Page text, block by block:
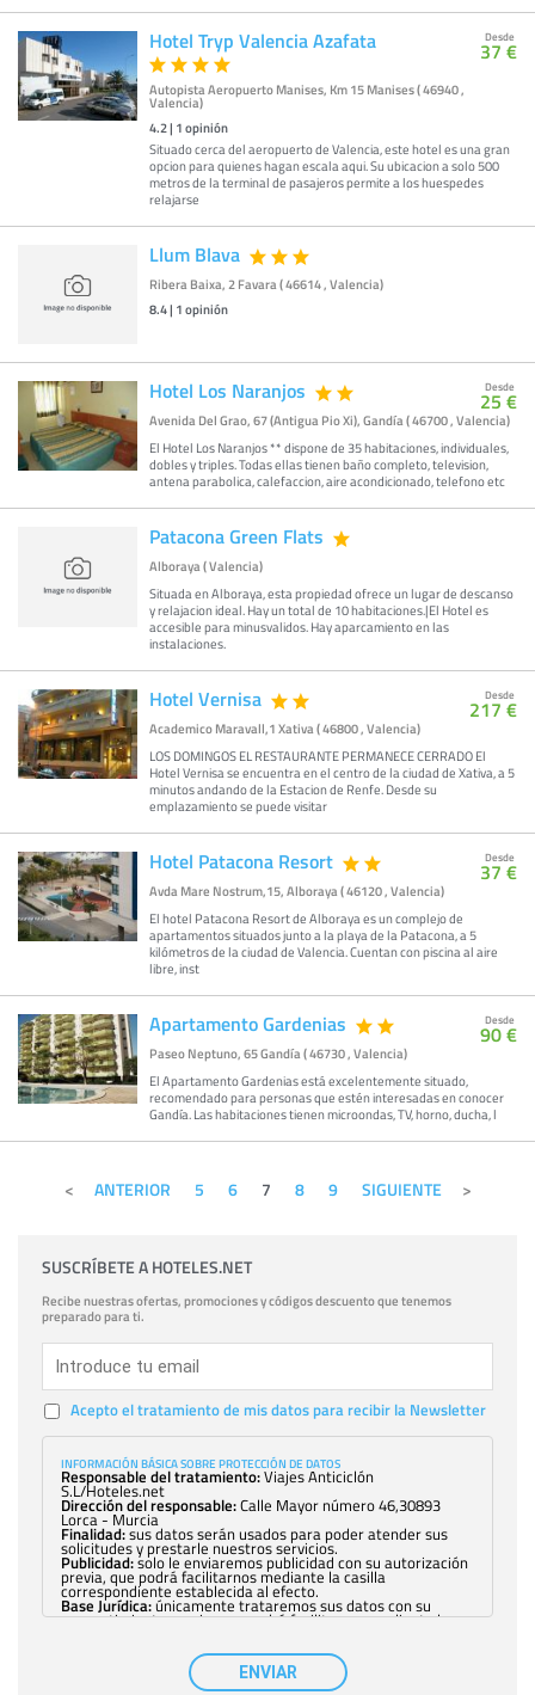
Hotel Tryp Valencia Azafata
Autopista Aeropuerto Manises, Km 15 Manises ( 46940 ,
Valencia)
4.2| 1opinión
Situado cerca del aeropuerto de Valencia, este hotel es una gran
opcion para quienes hagan escala aqui. Su ubicacion a solo 500
metros de la terminal de pasajeros permite a los huespedes
relajarse
Desde
37 €
Llum Blava
Ribera Baixa, 2 Favara ( 46614 , Valencia)
8.4| 1opinión
Hotel Los Naranjos
Avenida Del Grao, 67 (Antigua Pio Xi), Gandía ( 46700 , Valencia)
El Hotel Los Naranjos ** dispone de 35 habitaciones, individuales,
dobles y triples. Todas ellas tienen baño completo, television,
antena parabolica, calefaccion, aire acondicionado, telefono etc
Desde
25 €
Patacona Green Flats
Alboraya ( Valencia)
Situada en Alboraya, esta propiedad ofrece un lugar de descanso
y relajacion ideal. Hay un total de 10 habitaciones.|El Hotel es
accesible para minusvalidos. Hay aparcamiento en las
instalaciones.
Hotel Vernisa
Academico Maravall,1 Xativa ( 46800 , Valencia)
LOS DOMINGOS EL RESTAURANTE PERMANECE CERRADO El
Hotel Vernisa se encuentra en el centro de la ciudad de Xativa, a 5
minutos andando de la Estacion de Renfe. Desde su
emplazamiento se puede visitar
Desde
217 €
Hotel Patacona Resort
Avda Mare Nostrum,15, Alboraya ( 46120 , Valencia)
El hotel Patacona Resort de Alboraya es un complejo de
apartamentos situados junto a la playa de la Patacona, a 5
kilómetros de la ciudad de Valencia. Cuentan con piscina al aire
libre, inst
Desde
37 €
Apartamento Gardenias
Paseo Neptuno, 65 Gandía ( 46730 , Valencia)
El Apartamento Gardenias está excelentemente situado,
recomendado para personas que estén interesadas en conocer
Gandía. Las habitaciones tienen microondas, TV, horno, ducha, l
Desde
90 €
ANTERIOR 5 6 7 8 9 SIGUIENTE
SUSCRÍBETE A HOTELES.NET
Recibe nuestras ofertas, promociones y códigos descuento que tenemos
preparado para ti.
Acepto el tratamiento de mis datos para recibir la Newsletter
INFORMACIÓN BÁSICA SOBRE PROTECCIÓN DE DATOS
Responsable del tratamiento:Viajes Anticiclón
S.L/Hoteles.net
Dirección del responsable:Calle Mayor número 46,30893
Lorca - Murcia
Finalidad:sus datos serán usados para poder atender sus
solicitudes y prestarle nuestros servicios.
Publicidad:solo le enviaremos publicidad con su autorización
previa, que podrá facilitarnos mediante la casilla
correspondiente establecida al efecto.
Base Jurídica:únicamente trataremos sus datos con su
consentimiento previo, que podrá facilitarnos mediante la
con carácter general, sólo el personal de
nuestra entidad que esté debidamente autorizado podrá
tener conocimiento de la información que le pedimos. No se
ENVIAR